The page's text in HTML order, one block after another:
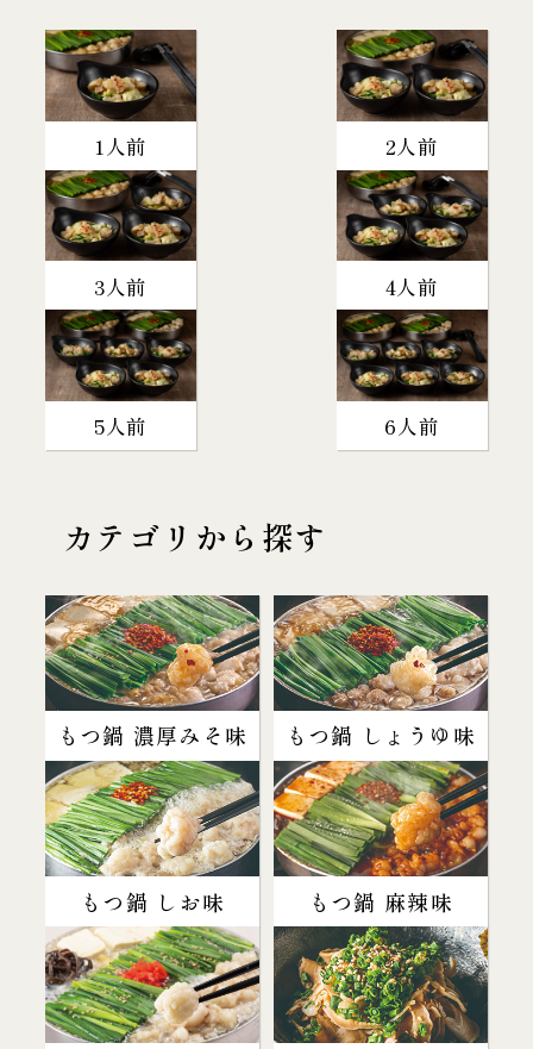
1人前 2人前
3人前 4人前
5人前 6人前
カテゴリから探す
もつ鍋 濃厚みそ味 もつ鍋 しょうゆ味
もつ鍋 しお味 もつ鍋 麻辣味